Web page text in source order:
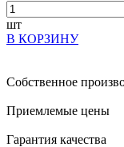
шт
В КОРЗИНУ
Собственное
Приемлемые цены
Гарантия качества